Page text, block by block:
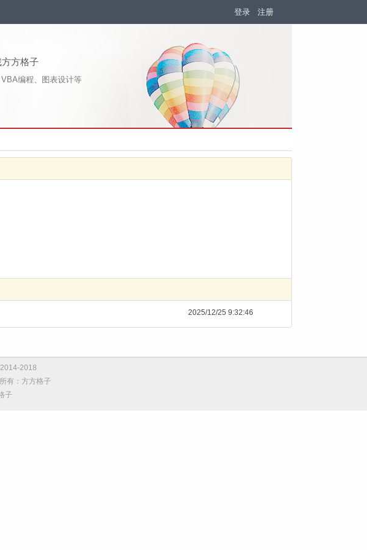
登录 注册
方方格子
编程、图表设计等
2025/12/25 9:32:46
2018
有：方方格子
子